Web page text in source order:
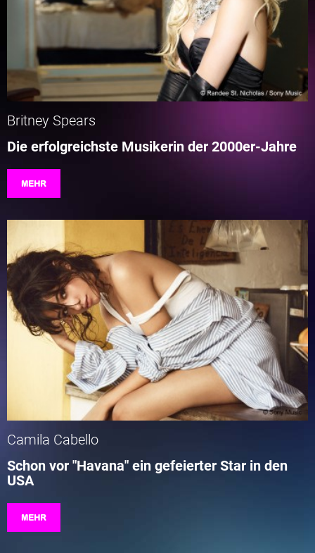
Britney Spears
Die erfolgreichste Musikerin der 2000er-Jahre
MEHR
Camila Cabello
Schon vor "Havana" ein gefeierter Star in den
USA
MEHR